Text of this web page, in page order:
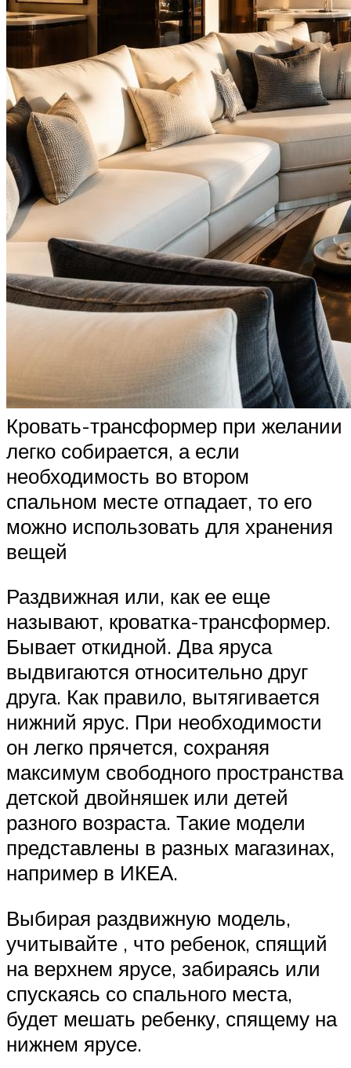
Кровать-трансформер при желании
легко собирается, а если
необходимость во втором
спальном месте отпадает, то его
можно использовать для хранения
вещей
Раздвижная или, как ее еще
называют, кроватка-трансформер.
Бывает откидной. Два яруса
выдвигаются относительно друг
друга. Как правило, вытягивается
нижний ярус. При необходимости
он легко прячется, сохраняя
максимум свободного пространства
детской двойняшек или детей
разного возраста. Такие модели
представлены в разных магазинах,
например в ИКЕА.
Выбирая раздвижную модель,
учитывайте , что ребенок, спящий
на верхнем ярусе, забираясь или
спускаясь со спального места,
будет мешать ребенку, спящему на
нижнем ярусе.